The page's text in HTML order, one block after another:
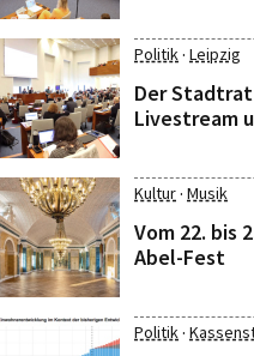
Politik· Leipzig
Der
Livestream
Kultur· Musik
Vom 22. bis
Abel-Fest
Politik·